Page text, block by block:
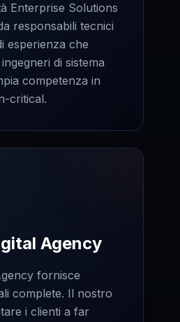
Enterprise Solutions
responsabili tecnici
esperienza che
di sistema
competenza in
critical.
Agency
fornisce
complete. Il nostro
i clienti a far